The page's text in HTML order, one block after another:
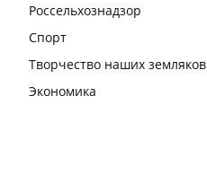
Россельхознадзор
Спорт
Творчество наших земляков
Экономика